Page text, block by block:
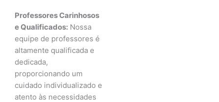
Professores Carinhosos
e Qualificados: Nossa
equipe de professores é
altamente qualificada e
dedicada,
proporcionando um
cuidado individualizado e
atento às necessidades